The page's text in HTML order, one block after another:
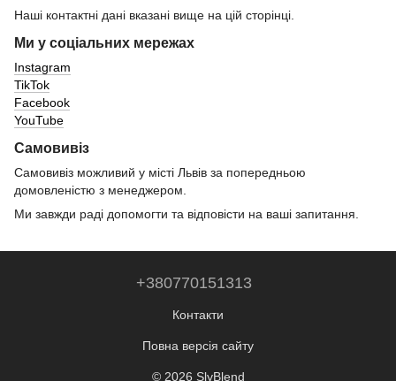
Наші контактні дані вказані вище на цій сторінці.
Ми у соціальних мережах
Instagram
TikTok
Facebook
YouTube
Самовивіз
Самовивіз можливий у місті Львів за попередньою
домовленістю з менеджером.
Ми завжди раді допомогти та відповісти на ваші запитання.
+380770151313
Контакти
Повна версія сайту
© 2026 SlyBlend